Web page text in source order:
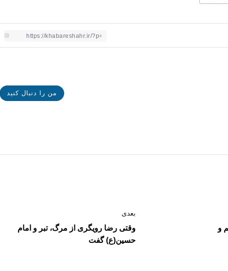
من را دنبال کنید
و
بعدی
وقتی رضا رویگری از مرگ، تبر و امام
حسین(ع) گفت